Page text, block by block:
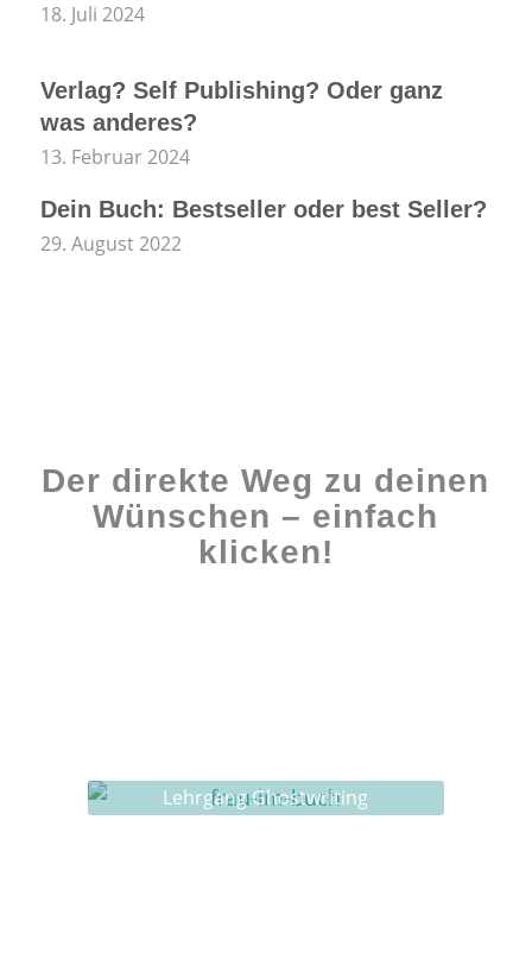
18. Juli 2024
Verlag? Self Publishing? Oder ganz
was anderes?
13. Februar 2024
Dein Buch: Bestseller oder best Seller?
29. August 2022
Der direkte Weg zu deinen
Wünschen – einfach
klicken!
Lehrgang Ghostwriting